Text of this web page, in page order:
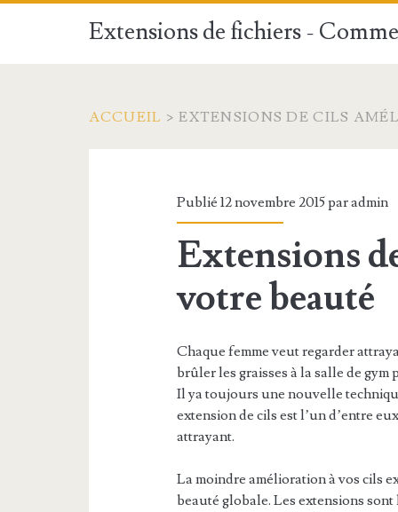
Extensions de fichiers -
ACCUEIL > EXTENSIONS DE CILS
Publié 12 novembre 2015 paradmin
Extensions
votre beauté
Chaque femme veut regarder
brûler les graisses à la salle de
Il ya toujours une nouvelle
extension de cils est l’un d’entre
attrayant.
La moindre amélioration à vos cils
beauté globale. Les extensions